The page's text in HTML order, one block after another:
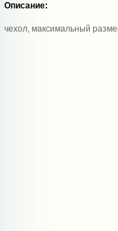
Описание:
чехол, максимальный